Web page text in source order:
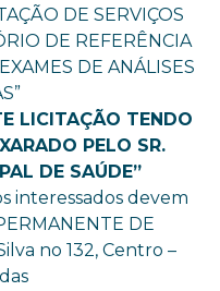
DE SERVIÇOS
DE REFERÊNCIA
DE ANÁLISES
LICITAÇÃO TENDO
PELO SR.
DE SAÚDE”
interessados devem
DE
no 132, Centro –